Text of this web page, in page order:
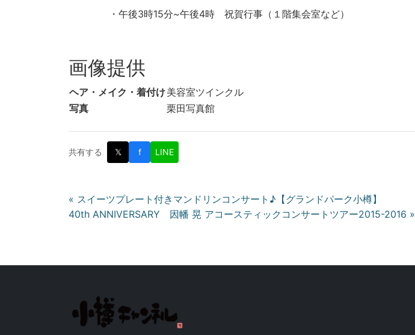
・午後3時15分~午後4時 祝賀行事（１階集会室など）
画像提供
ヘア・メイク・着付け美容室ツインクル
写真
栗田写真館
共有する 𝕏 f LINE
投
稿
ビ
ー
« スイーツプレート付きマンドリンコンサート♪【グランドパーク小樽】
40th ANNIVERSARY 因幡 晃 アコースティックコンサートツアー2015-2016 »